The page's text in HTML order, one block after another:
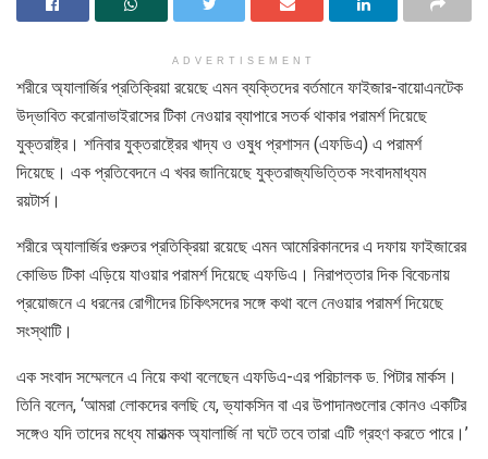
ADVERTISEMENT
শরীরে অ্যালার্জির প্রতিক্রিয়া রয়েছে এমন ব্যক্তিদের বর্তমানে ফাইজার-বায়োএনটেক
উদ্ভাবিত করোনাভাইরাসের টিকা নেওয়ার ব্যাপারে সতর্ক থাকার পরামর্শ দিয়েছে
যুক্তরাষ্ট্র। শনিবার যুক্তরাষ্ট্রের খাদ্য ও ওষুধ প্রশাসন (এফডিএ) এ পরামর্শ
দিয়েছে। এক প্রতিবেদনে এ খবর জানিয়েছে যুক্তরাজ্যভিত্তিক সংবাদমাধ্যম
রয়টার্স।
শরীরে অ্যালার্জির গুরুতর প্রতিক্রিয়া রয়েছে এমন আমেরিকানদের এ দফায় ফাইজারের
কোভিড টিকা এড়িয়ে যাওয়ার পরামর্শ দিয়েছে এফডিএ। নিরাপত্তার দিক বিবেচনায়
প্রয়োজনে এ ধরনের রোগীদের চিকিৎসদের সঙ্গে কথা বলে নেওয়ার পরামর্শ দিয়েছে
সংস্থাটি।
এক সংবাদ সম্মেলনে এ নিয়ে কথা বলেছেন এফডিএ-এর পরিচালক ড. পিটার মার্কস।
তিনি বলেন, ‘আমরা লোকদের বলছি যে, ভ্যাকসিন বা এর উপাদানগুলোর কোনও একটির
সঙ্গেও যদি তাদের মধ্যে মারাত্মক অ্যালার্জি না ঘটে তবে তারা এটি গ্রহণ করতে পারে।’